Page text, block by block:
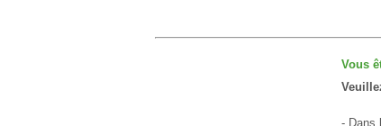
Vous
- Dans